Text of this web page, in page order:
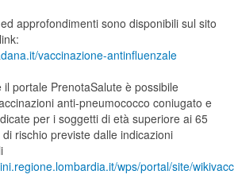
approfondimenti sono disponibili sul sito
vaccinazione-antinfluenzale
portale PrenotaSalute è possibile
anti-pneumococco coniugato e
per i soggetti di età superiore ai 65
rischio previste dalle indicazioni
wps/portal/site/